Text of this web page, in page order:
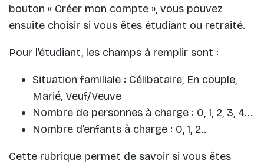
bouton « Créer mon compte », vous pouvez
ensuite choisir si vous êtes étudiant ou retraité.
Pour l'étudiant, les champs à remplir sont :
Situation familiale : Célibataire, En couple,
Marié, Veuf/Veuve
Nombre de personnes à charge : 0, 1, 2, 3, 4...
Nombre d'enfants à charge : 0, 1, 2..
Cette rubrique permet de savoir si vous êtes